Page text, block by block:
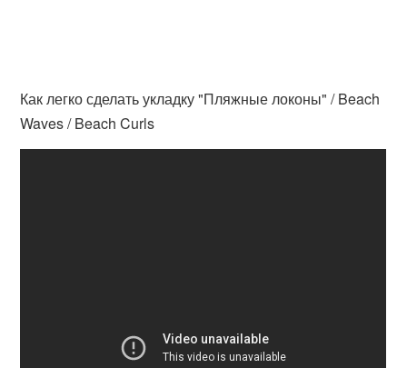
Как легко сделать укладку "Пляжные локоны" / Beach
Waves / Beach Curls